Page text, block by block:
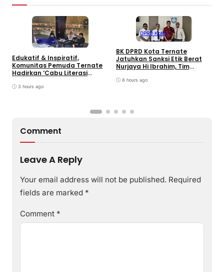
Inspirasi
Edukatif & Inspiratif,
Komunitas Pemuda Ternate
Hadirkan ‘Cabu Literasi
3 hours ago
DPRD Koter
BK DPRD Kota Ternate
Jatuhkan Sanksi Etik Berat
Nurjaya Hi Ibrahim, Tim
Pembungkaman Kritik
8 hours ago
Comment
Leave A Reply
Your email address will not be published. Required
fields are marked *
Comment *